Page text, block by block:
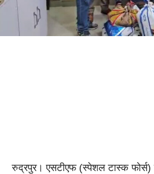
रुद्रपुर। एसटीएफ (स्पेशल टास्क